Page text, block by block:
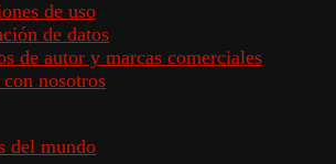
de uso
de datos
de autor y marcas comerciales
nosotros
del mundo